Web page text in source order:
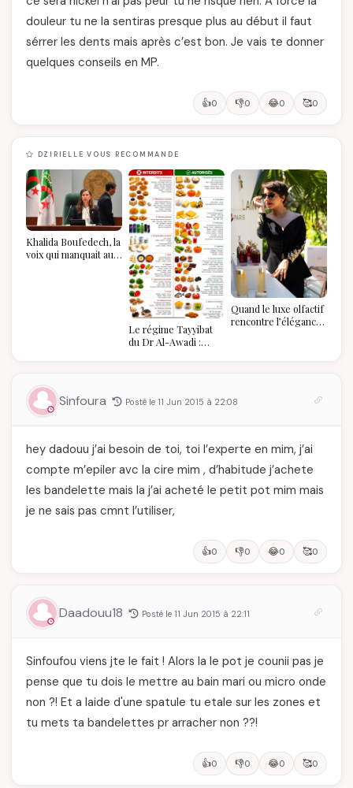
douleur tu ne la sentiras presque plus au début il faut
sérrer les dents mais après c’est bon. Je vais te donner
quelques conseils en MP.
👍0 👎0 😂0 🥰0
DZIRIELLE VOUS RECOMMANDE
Khalida Boufedech, la
voix qui manquait au
Le régime Tayyibat
du Dr Al-Awadi :
vraiment savoir
Quand le luxe olfactif
rencontre l’élégance
Sinfoura Posté le 11 Jun 2015 à 22:08
hey dadouu j’ai besoin de toi, toi l’experte en mim, j’ai
compte m’epiler avc la cire mim , d’habitude j’achete
les bandelette mais la j’ai acheté le petit pot mim mais
je ne sais pas cmnt l’utiliser,
👍0 👎0 😂0 🥰0
Daadouu18 Posté le 11 Jun 2015 à 22:11
Sinfoufou viens jte le fait ! Alors la le pot je counii pas je
pense que tu dois le mettre au bain mari ou micro onde
non ?! Et a laide d'une spatule tu etale sur les zones et
tu mets ta bandelettes pr arracher non ??!
👍0 👎0 😂0 🥰0